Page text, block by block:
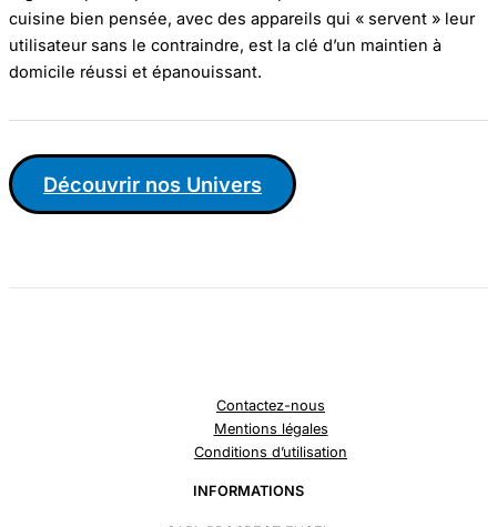
cuisine bien pensée, avec des appareils qui « servent » leur
utilisateur sans le contraindre, est la clé d’un maintien à
domicile réussi et épanouissant.
Découvrir nos Univers
Contactez-nous
Mentions légales
Conditions d’utilisation
INFORMATIONS